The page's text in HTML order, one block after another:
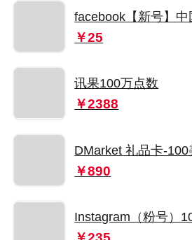
facebook【新号】中
￥25
讯果100万点数
￥2388
DMarket 礼品卡-100
￥890
Instagram（粉号）